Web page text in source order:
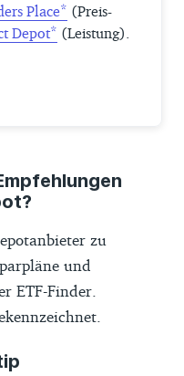
Place
(Preis-
Depot (Leistung).
zu
und
ETF-Finder.